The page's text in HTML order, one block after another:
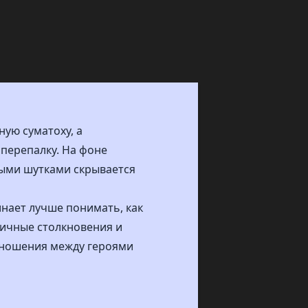
суматоху, а
На фоне
шутками скрывается
лучше понимать, как
столкновения и
между героями